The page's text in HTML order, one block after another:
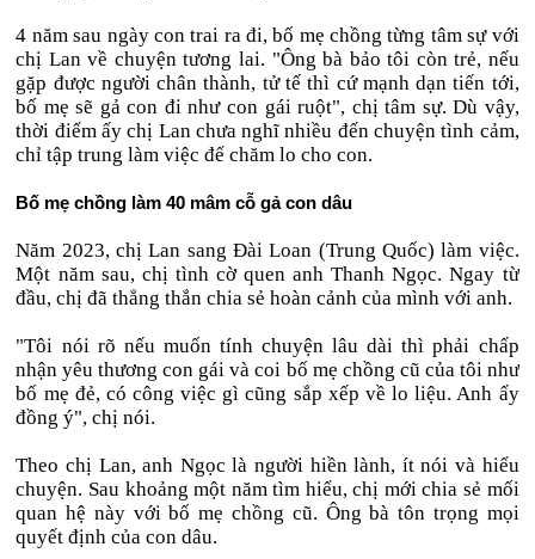
4 năm sau ngày con trai ra đi, bố mẹ chồng từng tâm sự với
chị Lan về chuyện tương lai. "Ông bà bảo tôi còn trẻ, nếu
gặp được người chân thành, tử tế thì cứ mạnh dạn tiến tới,
bố mẹ sẽ gả con đi như con gái ruột", chị tâm sự. Dù vậy,
thời điểm ấy chị Lan chưa nghĩ nhiều đến chuyện tình cảm,
chỉ tập trung làm việc để chăm lo cho con.
Bố mẹ chồng làm 40 mâm cỗ gả con dâu
Năm 2023, chị Lan sang Đài Loan (Trung Quốc) làm việc.
Một năm sau, chị tình cờ quen anh Thanh Ngọc. Ngay từ
đầu, chị đã thẳng thắn chia sẻ hoàn cảnh của mình với anh.
"Tôi nói rõ nếu muốn tính chuyện lâu dài thì phải chấp
nhận yêu thương con gái và coi bố mẹ chồng cũ của tôi như
bố mẹ đẻ, có công việc gì cũng sắp xếp về lo liệu. Anh ấy
đồng ý", chị nói.
Theo chị Lan, anh Ngọc là người hiền lành, ít nói và hiểu
chuyện. Sau khoảng một năm tìm hiểu, chị mới chia sẻ mối
quan hệ này với bố mẹ chồng cũ. Ông bà tôn trọng mọi
quyết định của con dâu.